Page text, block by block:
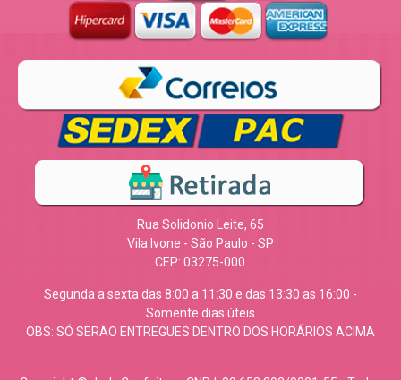
Rua Solidonio Leite, 65
Vila Ivone - São Paulo - SP
CEP: 03275-000
Segunda a sexta das 8:00 a 11:30 e das 13:30 as 16:00 -
Somente dias úteis
OBS: SÓ SERÃO ENTREGUES DENTRO DOS HORÁRIOS ACIMA